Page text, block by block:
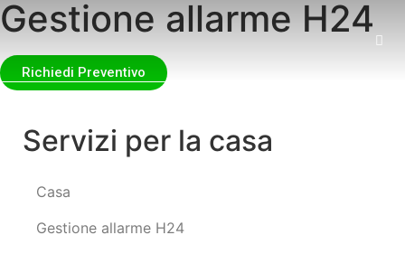
Gestione allarme H24
Richiedi Preventivo
Servizi per la casa
Casa
Gestione allarme H24